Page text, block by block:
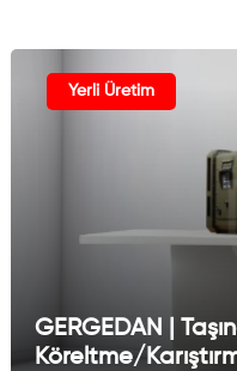
Yerli Üretim
GERGEDAN |
Köreltme/